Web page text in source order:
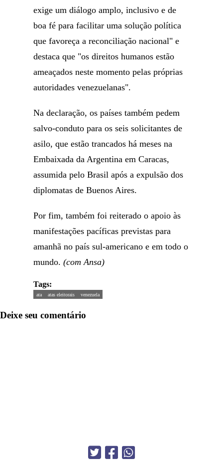
exige um diálogo amplo, inclusivo e de
boa fé para facilitar uma solução política
que favoreça a reconciliação nacional" e
destaca que "os direitos humanos estão
ameaçados neste momento pelas próprias
autoridades venezuelanas".
Na declaração, os países também pedem
salvo-conduto para os seis solicitantes de
asilo, que estão trancados há meses na
Embaixada da Argentina em Caracas,
assumida pelo Brasil após a expulsão dos
diplomatas de Buenos Aires.
Por fim, também foi reiterado o apoio às
manifestações pacíficas previstas para
amanhã no país sul-americano e em todo o
mundo.(com Ansa)
Tags:
ata atas eleitorais venezuela
Deixe seu comentário